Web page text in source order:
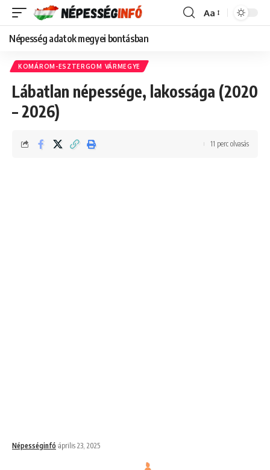
Font
Aa
Népesség adatok megyei bontásban
KOMÁROM-ESZTERGOM VÁRMEGYE
Lábatlan népessége, lakossága (2020
– 2026)
Népességinfó április 23, 2025
11 perc olvasás